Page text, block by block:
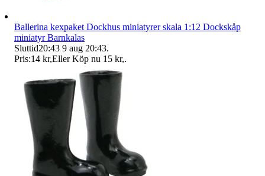
Ballerina kexpaket Dockhus miniatyrer skala 1:12 Dockskåp
miniatyr Barnkalas
Sluttid20:43 9 aug 20:43.
Pris:14 kr,Eller Köp nu 15 kr,.